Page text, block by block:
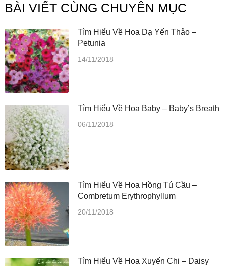
BÀI VIẾT CÙNG CHUYÊN MỤC
Tìm Hiểu Về Hoa Dạ Yến Thảo –
Petunia
14/11/2018
Tìm Hiểu Về Hoa Baby – Baby’s Breath
06/11/2018
Tìm Hiểu Về Hoa Hồng Tú Cầu –
Combretum Erythrophyllum
20/11/2018
Tìm Hiểu Về Hoa Xuyến Chi – Daisy